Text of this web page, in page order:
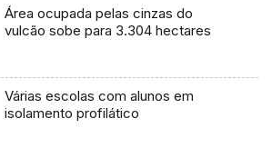
Área ocupada pelas cinzas do
vulcão sobe para 3.304 hectares
Várias escolas com alunos em
isolamento profilático